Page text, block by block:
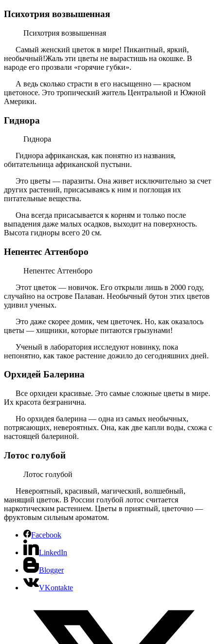
Психотрия возвышенная
Психотрия возвышенная
Самый женский цветок в мире! Пикантный, яркий,
необычный!Жаль эти цветы не вырастишь на окошке. В
народе его прозвали «горячие губки».
А ведь сколько страсти в его насыщенно — красном
цветоносе. Это тропический житель Центральной и Южной
Америки.
Гиднора
Гиднора
Гиднора африканская, как понятно из названия,
обитательница африканской пустыни.
Это цветы — паразиты. Она живет исключительно за счет
других растений, присасываясь к ним и поглощая их
питательные вещества.
Она всегда присасывается к корням и только после
выпадения даже малых осадков, выходит на поверхность.
Высота гидноры всего 20 см.
Непентес Аттенборо
Непентес Аттенборо
Этот цветок — новичок. Его открыли лишь в 2000 году,
случайно на острове Палаван. Необычный бутон этих цветов
удивил ученых.
Это даже скорее домик, чем цветочек. Но, как оказалось
цветы — хищники, которые питаются грызунами!
Ученый в лаборатория исследуют новинку, пока
непонятно, как такое растение дожило до сегодняшних дней.
Орхидей Балерина
Все орхидеи красивые. Это самые сложные цветы в мире.
Их красота безгранична.
Но орхидея балерина — одна из самых необычных,
потрясающих, невероятных. Она, как две капли воды, схожа с
настоящей балериной.
Лотос голубой
Лотос голубой
Невероятный, красивый, магический, волшебный,
манящий цветок. В России голубой лотос считается
наркотическим растением. Цветы в приятный, цветочно —
фруктовым сильным ароматом.
Facebook
LinkedIn
Blogger
VKontakte